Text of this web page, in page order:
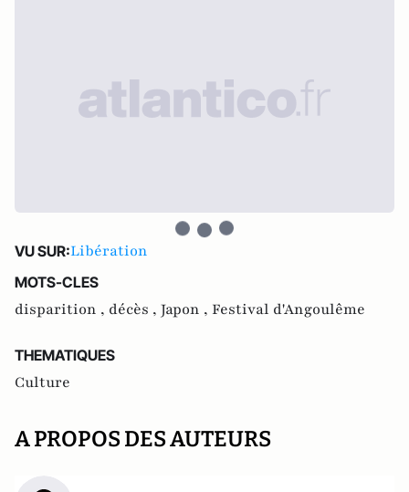
VU SUR:Libération
MOTS-CLES
disparition , décès , Japon , Festival d'Angoulême
THEMATIQUES
Culture
A PROPOS DES AUTEURS